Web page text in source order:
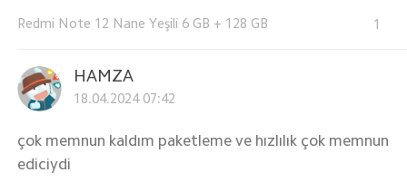
Redmi Note 12 Nane Yeşili 6 GB + 128 GB 1
HAMZA
18.04.2024 07:42
çok memnun kaldım paketleme ve hızlılık çok memnun
ediciydi